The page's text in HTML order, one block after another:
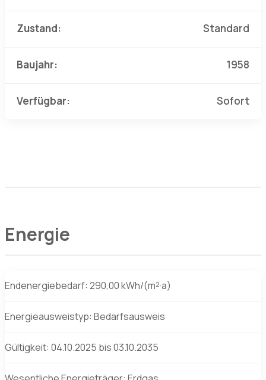
Zustand: Standard
Baujahr: 1958
Verfügbar: Sofort
Energie
Endenergiebedarf: 290,00 kWh/(m²·a)
Energieausweistyp: Bedarfsausweis
Gültigkeit: 04.10.2025 bis 03.10.2035